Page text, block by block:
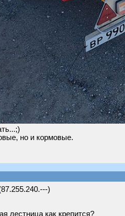
но и кормовые.
)
лестница как крепится?